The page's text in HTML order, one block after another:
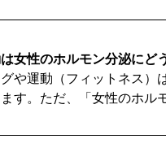
女性のホルモン分泌にど
や運動（フィットネス）
す。ただ、「女性のホル